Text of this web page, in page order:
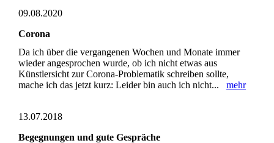
09.08.2020
Corona
Da ich über die vergangenen Wochen und Monate immer
wieder angesprochen wurde, ob ich nicht etwas aus
Künstlersicht zur Corona-Problematik schreiben sollte,
mache ich das jetzt kurz: Leider bin auch ich nicht... mehr
13.07.2018
Begegnungen und gute Gespräche